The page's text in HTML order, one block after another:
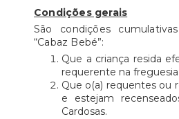
Condições gerais
São condições
“Cabaz Bebé”:
Que a criança resida
requerente na freguesia
Que o(a) requentes ou
e estejam
Cardosas.